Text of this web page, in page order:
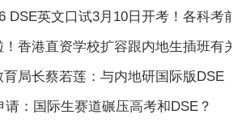
DSE英文口试3月10日开考！各科考前
香港直资学校扩容跟内地生插班有关
局长蔡若莲：与内地研国际版DSE
请：国际生赛道碾压高考和DSE？